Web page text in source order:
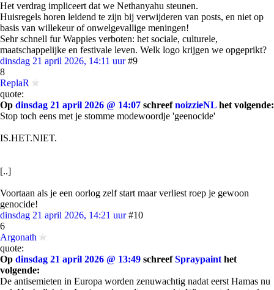
Het verdrag impliceert dat we Nethanyahu steunen.
Huisregels horen leidend te zijn bij verwijderen van posts, en niet op
basis van willekeur of onwelgevallige meningen!
Sehr schnell fur Wappies verboten: het sociale, culturele,
maatschappelijke en festivale leven. Welk logo krijgen we opgeprikt?
dinsdag 21 april 2026, 14:11 uur #9
8
ReplaR
quote:
Op dinsdag 21 april 2026 @ 14:07 schreefnoizzieNL het volgende:
Stop toch eens met je stomme modewoordje 'geenocide'
IS.HET.NIET.
[..]
Voortaan als je een oorlog zelf start maar verliest roep je gewoon
genocide!
dinsdag 21 april 2026, 14:21 uur #10
6
Argonath
quote:
Op dinsdag 21 april 2026 @ 13:49 schreefSpraypaint het
volgende:
De antisemieten in Europa worden zenuwachtig nadat eerst Hamas nu